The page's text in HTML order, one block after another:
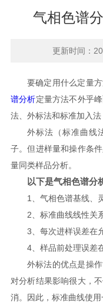
气相色谱
更新时间：
要确定用什么定量
谱分析定量方法不外乎
法、外标法和标准加入法
外标法（标准曲线
子。但进样量和操作条
量同类样品分析。
以下是气相色谱分
1、气相色谱基线、
2、标准曲线线性关
3、每次进样误差在
4、样品前处理误差
外标法的优点是操
对分析结果影响很大，
消。因此，标准曲线使用